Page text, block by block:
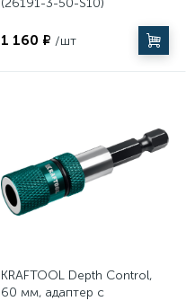
(26191-3-50-S10)
1 160 ₽ /шт
KRAFTOOL Depth Control,
60 мм, адаптер с